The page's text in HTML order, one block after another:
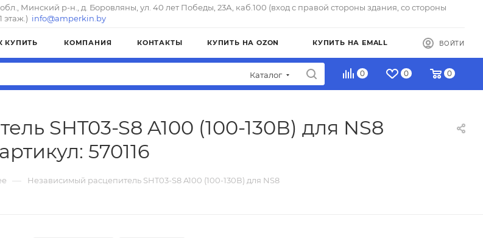
Минский р-н., д. Боровляны, ул. 40 лет Победы, 23А, каб.100 (вход с правой стороны здания, со стороны
этаж.) info@amperkin.by
КУПИТЬ КОМПАНИЯ КОНТАКТЫ КУПИТЬ НА OZON КУПИТЬ НА EMALL ВОЙТИ
Каталог 0 0 0
SHT03-S8 A100 (100-130В) для NS8
артикул: 570116
— Независимый расцепитель SHT03-S8 A100 (100-130В) для NS8